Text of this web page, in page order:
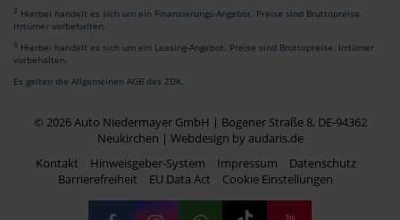
2 Hierbei handelt es sich um ein Finanzierungs-Angebot. Preise sind Bruttopreise.
Irrtümer vorbehalten.
3 Hierbei handelt es sich um ein Leasing-Angebot. Preise sind Bruttopreise. Irrtümer
vorbehalten.
Es gelten die Allgemeinen AGB des ZDK.
© 2026 Auto Niedermayer GmbH | Bogener Straße 8, DE-94362
Neukirchen | Webdesign by audaris.de
Kontakt
Hinweisgeber-System Impressum
Datenschutz
Barrierefreiheit
EU Data Act Cookie Einstellungen